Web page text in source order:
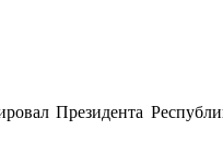
Президента